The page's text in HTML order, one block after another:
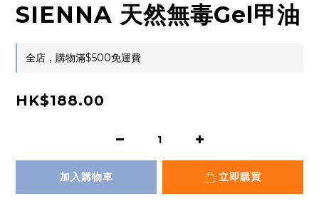
SIENNA 天然無毒Gel甲油
全店，購物滿$500免運費
HK$188.00
加入購物車 立即購買